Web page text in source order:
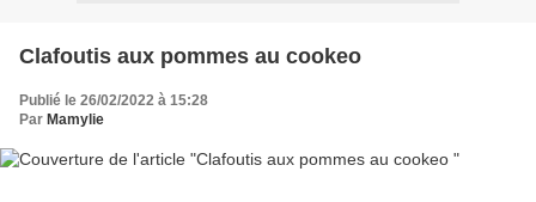
Clafoutis aux pommes au cookeo
Publié le 26/02/2022 à 15:28
Par Mamylie